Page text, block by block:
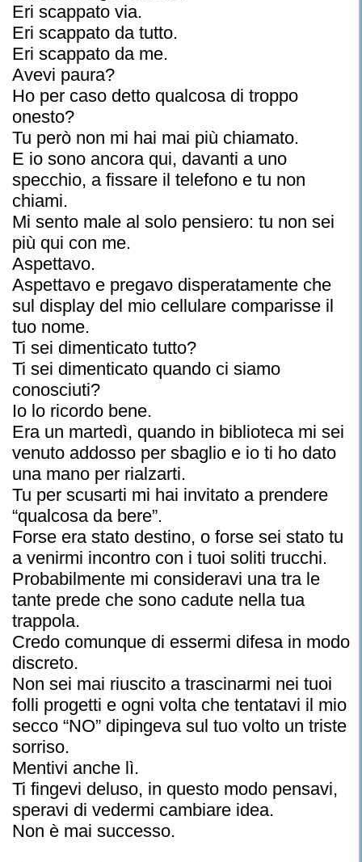
Eri scappato via.
Eri scappato da tutto.
Eri scappato da me.
Avevi paura?
Ho per caso detto qualcosa di troppo
onesto?
Tu però non mi hai mai più chiamato.
E io sono ancora qui, davanti a uno
specchio, a fissare il telefono e tu non
chiami.
Mi sento male al solo pensiero: tu non sei
più qui con me.
Aspettavo.
Aspettavo e pregavo disperatamente che
sul display del mio cellulare comparisse il
tuo nome.
Ti sei dimenticato tutto?
Ti sei dimenticato quando ci siamo
conosciuti?
Io lo ricordo bene.
Era un martedì, quando in biblioteca mi sei
venuto addosso per sbaglio e io ti ho dato
una mano per rialzarti.
Tu per scusarti mi hai invitato a prendere
“qualcosa da bere”.
Forse era stato destino, o forse sei stato tu
a venirmi incontro con i tuoi soliti trucchi.
Probabilmente mi consideravi una tra le
tante prede che sono cadute nella tua
trappola.
Credo comunque di essermi difesa in modo
discreto.
Non sei mai riuscito a trascinarmi nei tuoi
folli progetti e ogni volta che tentatavi il mio
secco “NO” dipingeva sul tuo volto un triste
sorriso.
Mentivi anche lì.
Ti fingevi deluso, in questo modo pensavi,
speravi di vedermi cambiare idea.
Non è mai successo.